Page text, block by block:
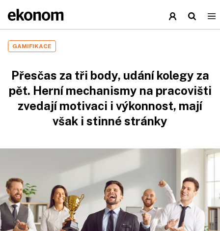
GAMIFIKACE
Přesčas za tři body, udání kolegy za
pět. Herní mechanismy na pracovišti
zvedají motivaci i výkonnost, mají
však i stinné stránky